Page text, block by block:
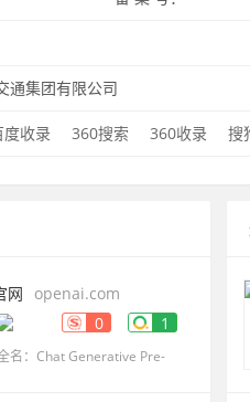
通集团有限公司
度收录 360搜索 360收录 搜
网
openai.com
0 1
名：Chat Generative Pre-